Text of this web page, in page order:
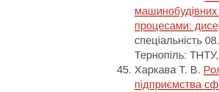
машинобудівних
процесами:
спеціальність
Тернопіль:
Харкава Т. В.
підприємства